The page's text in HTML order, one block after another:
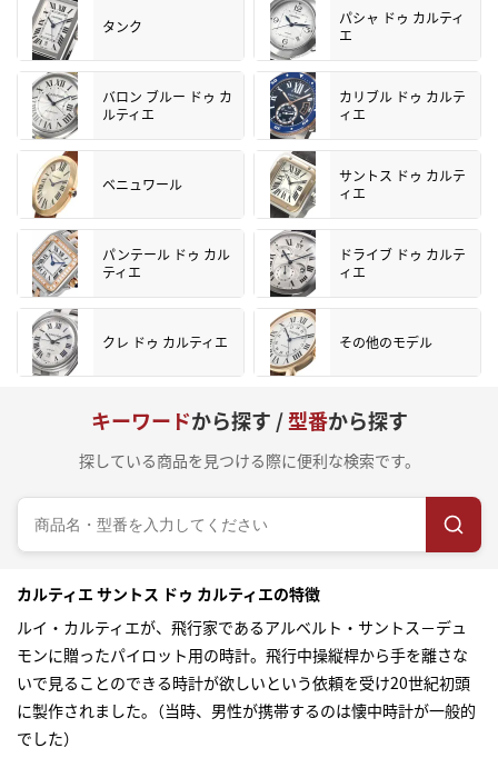
タンク
パシャ ドゥ カルティ
エ
バロン ブルー ドゥ カ
ルティエ
カリブル ドゥ カルテ
ィエ
ベニュワール
サントス ドゥ カルテ
ィエ
パンテール ドゥ カル
ティエ
ドライブ ドゥ カルテ
ィエ
クレ ドゥ カルティエ その他のモデル
キーワードから探す /型番から探す
探している商品を見つける際に便利な検索です。
カルティエ サントス ドゥ カルティエの特徴
ルイ・カルティエが、飛行家であるアルベルト・サントス－デュ
モンに贈ったパイロット用の時計。飛行中操縦桿から手を離さな
いで見ることのできる時計が欲しいという依頼を受け20世紀初頭
に製作されました｡（当時、男性が携帯するのは懐中時計が一般的
でした）